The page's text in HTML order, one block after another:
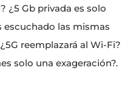
Gb
internet
privada
Wi-
¿5 Gb privada es solo
escuchado las mismas
reemplazará al Wi-Fi?
solo una exageración?.